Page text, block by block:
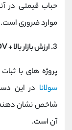
حباب قیمتی در
موارد ضروری است.
3. ارزش بازار بالا + FDV بالا
پروژه‌ های با
سولانا در این
شاخص نشان‌ دهنده
آن است.